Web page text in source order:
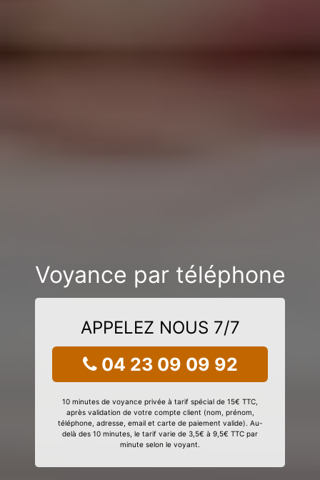
Voyance par téléphone
APPELEZ NOUS 7/7
04 23 09 09 92
10 minutes de voyance privée à tarif spécial de 15€ TTC,
après validation de votre compte client (nom, prénom,
téléphone, adresse, email et carte de paiement valide). Au-
delà des 10 minutes, le tarif varie de 3,5€ à 9,5€ TTC par
minute selon le voyant.